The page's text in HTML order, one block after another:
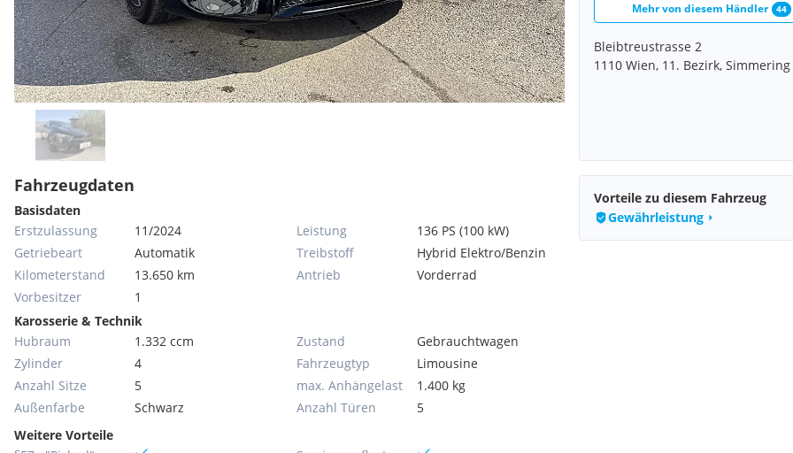
Mehr von diesem Händler 44
Bleibtreustrasse 2
1110 Wien, 11. Bezirk, Simmering
Fahrzeugdaten
Basisdaten
Erstzulassung
11/2024
Getriebeart
Automatik
Kilometerstand
13.650 km
Vorbesitzer
1
Leistung
136 PS (100 kW)
Treibstoff
Hybrid Elektro/Benzin
Antrieb
Vorderrad
Karosserie & Technik
Hubraum
1.332 ccm
Zylinder
4
Anzahl Sitze
5
Außenfarbe
Schwarz
Zustand
Gebrauchtwagen
Fahrzeugtyp
Limousine
max. Anhängelast
1.400 kg
Anzahl Türen
5
Weitere Vorteile
Vorteile zu diesem Fahrzeug
Gewährleistung